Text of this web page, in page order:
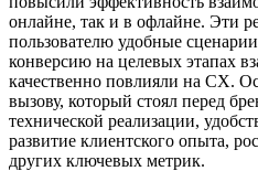
онлайне, так и в офлайне. Эти
пользователю удобные
конверсию на целевых этапах
качественно повлияли на CX.
вызову, который стоял перед
технической реализации,
развитие клиентского опыта,
других ключевых метрик.